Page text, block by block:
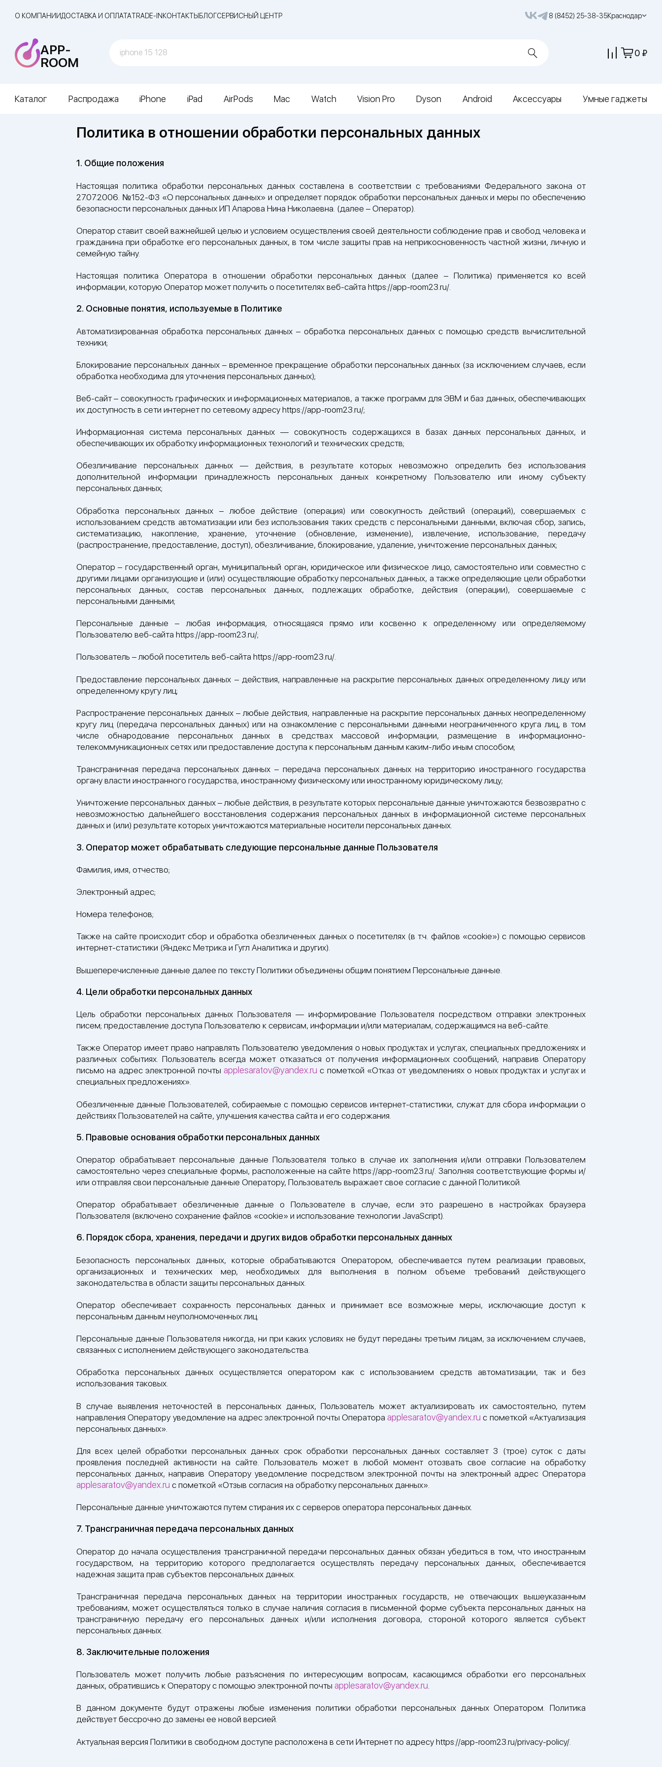
О КОМПАНИИДОСТАВКА И ОПЛАТАTRADE-INКОНТАКТЫБЛОГСЕРВИСНЫЙ ЦЕНТР 8 (8452) 25-38-35Краснодар
APP-
ROOM
0
Каталог Распродажа iPhone iPad AirPods Mac Watch Vision Pro Dyson Android Аксессуары Умные гаджеты
Политика в отношении обработки персональных данных
1. Общие положения
Настоящая политика обработки персональных данных составлена в соответствии с требованиями Федерального закона от
27.07.2006. №152-ФЗ «О персональных данных» и определяет порядок обработки персональных данных и меры по обеспечению
безопасности персональных данных ИП Апарова Нина Николаевна. (далее – Оператор).
Оператор ставит своей важнейшей целью и условием осуществления своей деятельности соблюдение прав и свобод человека и
гражданина при обработке его персональных данных, в том числе защиты прав на неприкосновенность частной жизни, личную и
семейную тайну.
Настоящая политика Оператора в отношении обработки персональных данных (далее – Политика) применяется ко всей
информации, которую Оператор может получить о посетителях веб-сайта https://app-room23.ru/.
2. Основные понятия, используемые в Политике
Автоматизированная обработка персональных данных – обработка персональных данных с помощью средств вычислительной
техники;
Блокирование персональных данных – временное прекращение обработки персональных данных (за исключением случаев, если
обработка необходима для уточнения персональных данных);
Веб-сайт – совокупность графических и информационных материалов, а также программ для ЭВМ и баз данных, обеспечивающих
их доступность в сети интернет по сетевому адресу https://app-room23.ru/;
Информационная система персональных данных — совокупность содержащихся в базах данных персональных данных, и
обеспечивающих их обработку информационных технологий и технических средств;
Обезличивание персональных данных — действия, в результате которых невозможно определить без использования
дополнительной информации принадлежность персональных данных конкретному Пользователю или иному субъекту
персональных данных;
Обработка персональных данных – любое действие (операция) или совокупность действий (операций), совершаемых с
использованием средств автоматизации или без использования таких средств с персональными данными, включая сбор, запись,
систематизацию, накопление, хранение, уточнение (обновление, изменение), извлечение, использование, передачу
(распространение, предоставление, доступ), обезличивание, блокирование, удаление, уничтожение персональных данных;
Оператор – государственный орган, муниципальный орган, юридическое или физическое лицо, самостоятельно или совместно с
другими лицами организующие и (или) осуществляющие обработку персональных данных, а также определяющие цели обработки
персональных данных, состав персональных данных, подлежащих обработке, действия (операции), совершаемые с
персональными данными;
Персональные данные – любая информация, относящаяся прямо или косвенно к определенному или определяемому
Пользователю веб-сайта https://app-room23.ru/;
Пользователь – любой посетитель веб-сайта https://app-room23.ru/.
Предоставление персональных данных – действия, направленные на раскрытие персональных данных определенному лицу или
определенному кругу лиц;
Распространение персональных данных – любые действия, направленные на раскрытие персональных данных неопределенному
кругу лиц (передача персональных данных) или на ознакомление с персональными данными неограниченного круга лиц, в том
числе обнародование персональных данных в средствах массовой информации, размещение в информационно-
телекоммуникационных сетях или предоставление доступа к персональным данным каким-либо иным способом;
Трансграничная передача персональных данных – передача персональных данных на территорию иностранного государства
органу власти иностранного государства, иностранному физическому или иностранному юридическому лицу;
Уничтожение персональных данных – любые действия, в результате которых персональные данные уничтожаются безвозвратно с
невозможностью дальнейшего восстановления содержания персональных данных в информационной системе персональных
данных и (или) результате которых уничтожаются материальные носители персональных данных.
3. Оператор может обрабатывать следующие персональные данные Пользователя
Фамилия, имя, отчество;
Электронный адрес;
Номера телефонов;
Также на сайте происходит сбор и обработка обезличенных данных о посетителях (в т.ч. файлов «cookie») с помощью сервисов
интернет-статистики (Яндекс Метрика и Гугл Аналитика и других).
Вышеперечисленные данные далее по тексту Политики объединены общим понятием Персональные данные.
4. Цели обработки персональных данных
Цель обработки персональных данных Пользователя — информирование Пользователя посредством отправки электронных
писем; предоставление доступа Пользователю к сервисам, информации и/или материалам, содержащимся на веб-сайте.
Также Оператор имеет право направлять Пользователю уведомления о новых продуктах и услугах, специальных предложениях и
различных событиях. Пользователь всегда может отказаться от получения информационных сообщений, направив Оператору
письмо на адрес электронной почты applesaratov@yandex.ru с пометкой «Отказ от уведомлениях о новых продуктах и услугах и
специальных предложениях».
Обезличенные данные Пользователей, собираемые с помощью сервисов интернет-статистики, служат для сбора информации о
действиях Пользователей на сайте, улучшения качества сайта и его содержания.
5. Правовые основания обработки персональных данных
Оператор обрабатывает персональные данные Пользователя только в случае их заполнения и/или отправки Пользователем
самостоятельно через специальные формы, расположенные на сайте https://app-room23.ru/. Заполняя соответствующие формы и/
или отправляя свои персональные данные Оператору, Пользователь выражает свое согласие с данной Политикой.
Оператор обрабатывает обезличенные данные о Пользователе в случае, если это разрешено в настройках браузера
Пользователя (включено сохранение файлов «cookie» и использование технологии JavaScript).
6. Порядок сбора, хранения, передачи и других видов обработки персональных данных
Безопасность персональных данных, которые обрабатываются Оператором, обеспечивается путем реализации правовых,
организационных и технических мер, необходимых для выполнения в полном объеме требований действующего
законодательства в области защиты персональных данных.
Оператор обеспечивает сохранность персональных данных и принимает все возможные меры, исключающие доступ к
персональным данным неуполномоченных лиц.
Персональные данные Пользователя никогда, ни при каких условиях не будут переданы третьим лицам, за исключением случаев,
связанных с исполнением действующего законодательства.
Обработка персональных данных осуществляется оператором как с использованием средств автоматизации, так и без
использования таковых.
В случае выявления неточностей в персональных данных, Пользователь может актуализировать их самостоятельно, путем
направления Оператору уведомление на адрес электронной почты Оператора applesaratov@yandex.ru с пометкой «Актуализация
персональных данных».
Для всех целей обработки персональных данных срок обработки персональных данных составляет 3 (трое) суток с даты
проявления последней активности на сайте. Пользователь может в любой момент отозвать свое согласие на обработку
персональных данных, направив Оператору уведомление посредством электронной почты на электронный адрес Оператора
applesaratov@yandex.ru с пометкой «Отзыв согласия на обработку персональных данных».
Персональные данные уничтожаются путем стирания их с серверов оператора персональных данных.
7. Трансграничная передача персональных данных
Оператор до начала осуществления трансграничной передачи персональных данных обязан убедиться в том, что иностранным
государством, на территорию которого предполагается осуществлять передачу персональных данных, обеспечивается
надежная защита прав субъектов персональных данных.
Трансграничная передача персональных данных на территории иностранных государств, не отвечающих вышеуказанным
требованиям, может осуществляться только в случае наличия согласия в письменной форме субъекта персональных данных на
трансграничную передачу его персональных данных и/или исполнения договора, стороной которого является субъект
персональных данных.
8. Заключительные положения
Пользователь может получить любые разъяснения по интересующим вопросам, касающимся обработки его персональных
данных, обратившись к Оператору с помощью электронной почты applesaratov@yandex.ru.
В данном документе будут отражены любые изменения политики обработки персональных данных Оператором. Политика
действует бессрочно до замены ее новой версией.
Актуальная версия Политики в свободном доступе расположена в сети Интернет по адресу https://app-room23.ru/privacy-policy/.